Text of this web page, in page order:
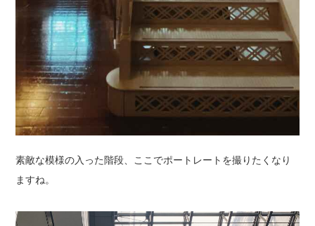
素敵な模様の入った階段、ここでポートレートを撮りたくなり
ますね。